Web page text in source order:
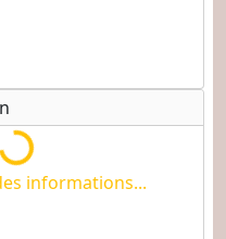
Chargement des
informations...